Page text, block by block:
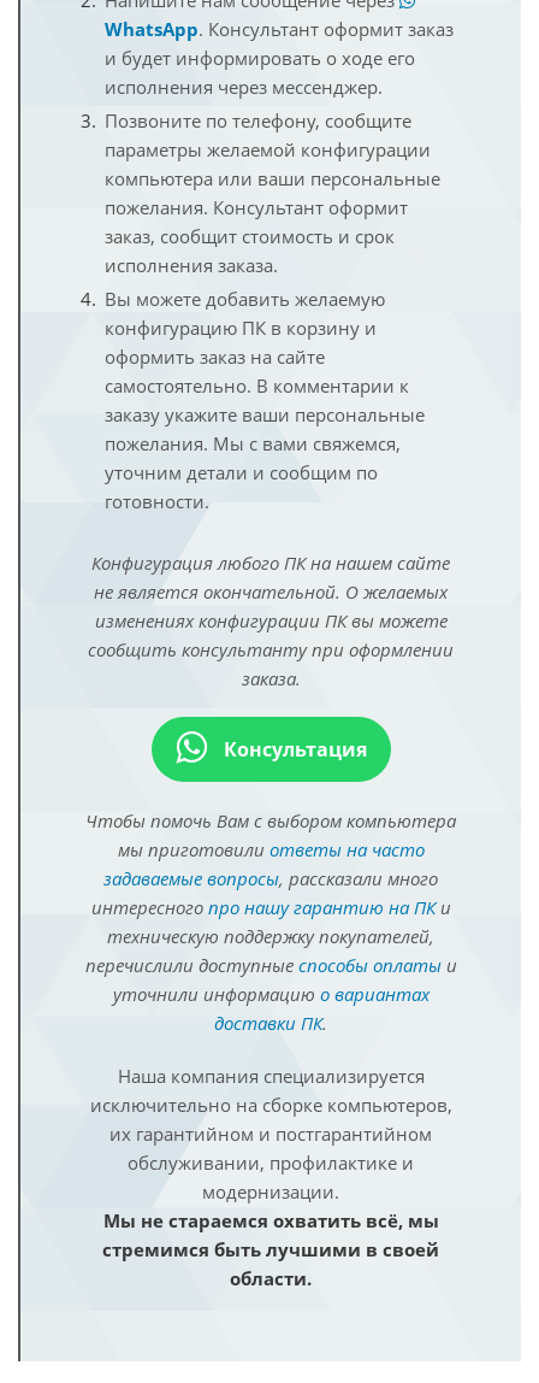
WhatsApp. Консультант оформит заказ
и будет информировать о ходе его
исполнения через мессенджер.
Позвоните по телефону, сообщите
параметры желаемой конфигурации
компьютера или ваши персональные
пожелания. Консультант оформит
заказ, сообщит стоимость и срок
исполнения заказа.
Вы можете добавить желаемую
конфигурацию ПК в корзину и
оформить заказ на сайте
самостоятельно. В комментарии к
заказу укажите ваши персональные
пожелания. Мы с вами свяжемся,
уточним детали и сообщим по
готовности.
Конфигурация любого ПК на нашем сайте
не является окончательной. О желаемых
изменениях конфигурации ПК вы можете
сообщить консультанту при оформлении
заказа.
Консультация
Чтобы помочь Вам с выбором компьютера
мы приготовили ответы на часто
задаваемые вопросы, рассказали много
интересного про нашу гарантию на ПКи
техническую поддержку покупателей,
перечислили доступные способы оплатыи
уточнили информацию о вариантах
доставки ПК.
Наша компания специализируется
исключительно на сборке компьютеров,
их гарантийном и постгарантийном
обслуживании, профилактике и
модернизации.
Мы не стараемся охватить всё, мы
стремимся быть лучшими в своей
области.